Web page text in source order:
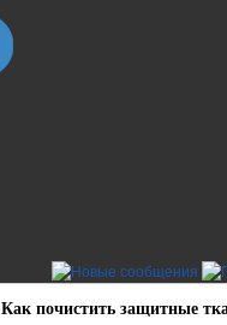
Как почистить защитные